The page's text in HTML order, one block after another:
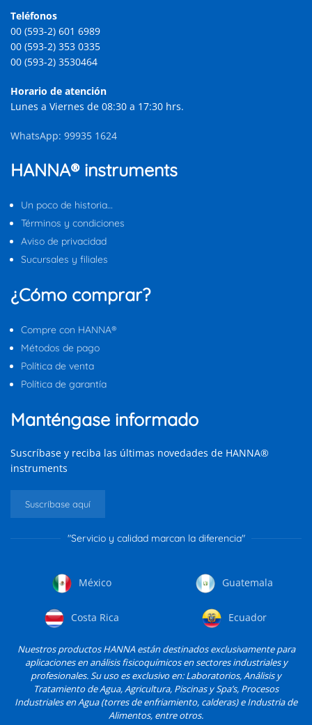
Teléfonos
00 (593-2) 601 6989
00 (593-2) 353 0335
00 (593-2) 3530464
Horario de atención
Lunes a Viernes de 08:30 a 17:30 hrs.
WhatsApp: 99935 1624
HANNA® instruments
Un poco de historia…
Términos y condiciones
Aviso de privacidad
Sucursales y filiales
¿Cómo comprar?
Compre con HANNA®
Métodos de pago
Política de venta
Política de garantía
Manténgase informado
Suscríbase y reciba las últimas novedades de HANNA®
instruments
Suscríbase aquí
"Servicio y calidad marcan la diferencia"
México Guatemala
Costa Rica Ecuador
Nuestros productos HANNA están destinados exclusivamente para
aplicaciones en análisis fisicoquímicos en sectores industriales y
profesionales. Su uso es exclusivo en: Laboratorios, Análisis y
Tratamiento de Agua, Agricultura, Piscinas y Spa’s, Procesos
Industriales en Agua (torres de enfriamiento, calderas) e Industria de
Alimentos, entre otros.